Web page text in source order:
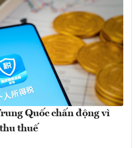
Quốc chấn động vì
thuế